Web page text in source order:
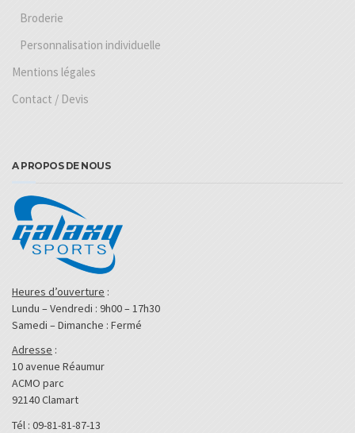
Broderie
Personnalisation individuelle
Mentions légales
Contact / Devis
A PROPOS DE NOUS
Heures d’ouverture :
Lundu – Vendredi : 9h00 – 17h30
Samedi – Dimanche : Fermé
Adresse :
10 avenue Réaumur
ACMO parc
92140 Clamart
Tél : 09-81-81-87-13